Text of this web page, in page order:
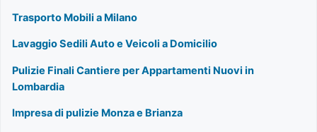
Trasporto Mobili a Milano
Lavaggio Sedili Auto e Veicoli a Domicilio
Pulizie Finali Cantiere per Appartamenti Nuovi in
Lombardia
Impresa di pulizie Monza e Brianza